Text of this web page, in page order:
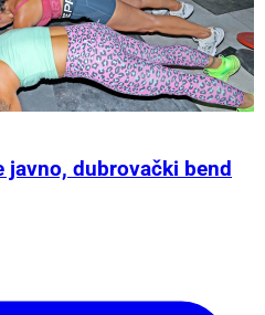
javno, dubrovački bend